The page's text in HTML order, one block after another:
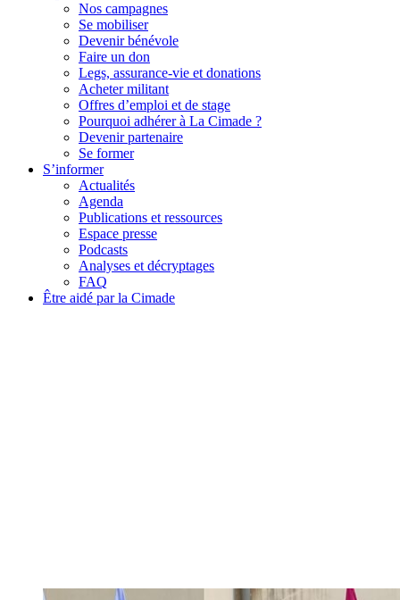
Nos campagnes
Se mobiliser
Devenir bénévole
Faire un don
Legs, assurance-vie et donations
Acheter militant
Offres d’emploi et de stage
Pourquoi adhérer à La Cimade ?
Devenir partenaire
Se former
S’informer
Actualités
Agenda
Publications et ressources
Espace presse
Podcasts
Analyses et décryptages
FAQ
Être aidé par la Cimade